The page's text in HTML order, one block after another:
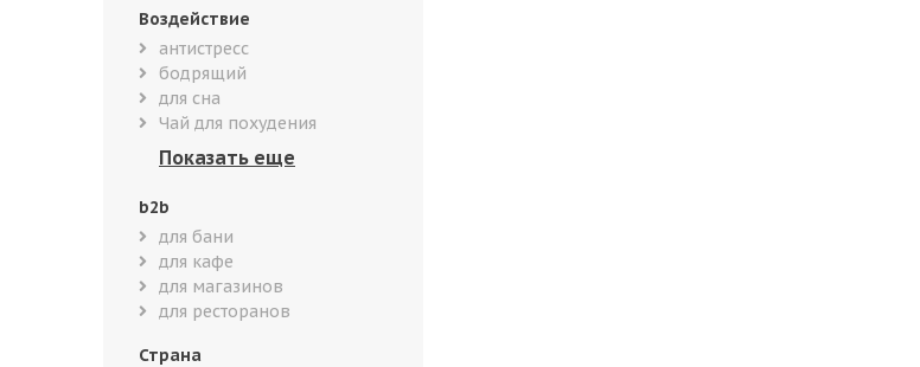
Воздействие
антистресс
бодрящий
для сна
Чай для похудения
b2b
для бани
для кафе
для магазинов
для ресторанов
Страна